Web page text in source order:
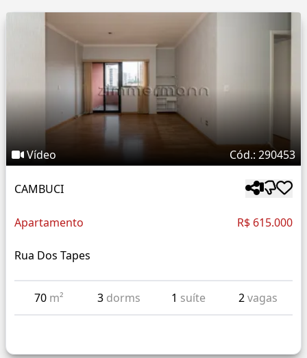
Vídeo Cód.: 290453
CAMBUCI
Apartamento R$ 615.000
Rua Dos Tapes
70 m² 3 dorms 1 suíte 2vagas